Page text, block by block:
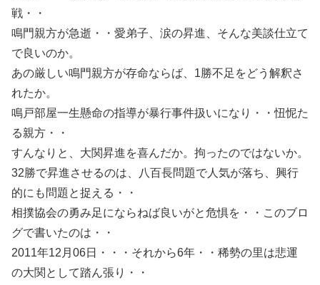
戦・・
鳴門親方が急逝・・愛弟子、涙の昇進、そんな美談仕立て
で良いのか。
あの厳しい鳴門親方が存命ならば、1勝不足をどう解釈さ
れたか。
鳴戸部屋一生懸命の指導が暴行事件扱いになり・・忸怩た
る親方・・
すんなりと、大関昇進を喜んだか。拘ったのではないか。
32勝で昇進させるのは、八百長問題で人気が落ち、興行
的にも問題と捉える・・
相撲協会の勇み足にならねば良いがと危惧を・・このブロ
グで書いたのは・・
2011年12月06日・・・それから6年・・稀勢の里は悲運
の大関として踏ん張り・・